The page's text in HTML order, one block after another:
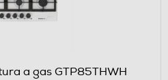
a gas GTP85THWH